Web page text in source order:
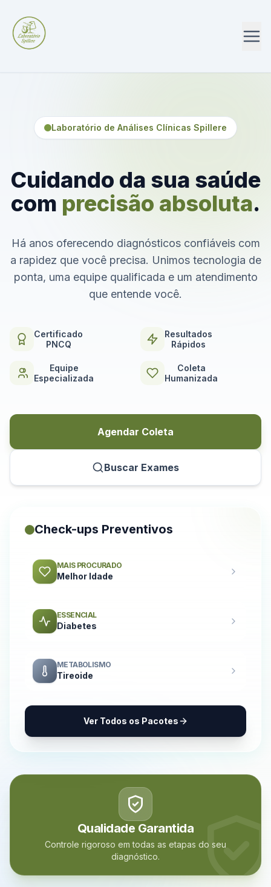
Laboratório de Análises Clínicas Spillere
Cuidando da sua saúde
com precisão absoluta.
Há anos oferecendo diagnósticos confiáveis com
a rapidez que você precisa. Unimos tecnologia de
ponta, uma equipe qualificada e um atendimento
que entende você.
Certificado
PNCQ
Resultados
Rápidos
Equipe
Especializada
Coleta
Humanizada
Agendar Coleta
Buscar Exames
Check-ups Preventivos
MAIS PROCURADO
Melhor Idade
ESSENCIAL
Diabetes
METABOLISMO
Tireoide
Ver Todos os Pacotes
Qualidade Garantida
Controle rigoroso em todas as etapas do seu
diagnóstico.